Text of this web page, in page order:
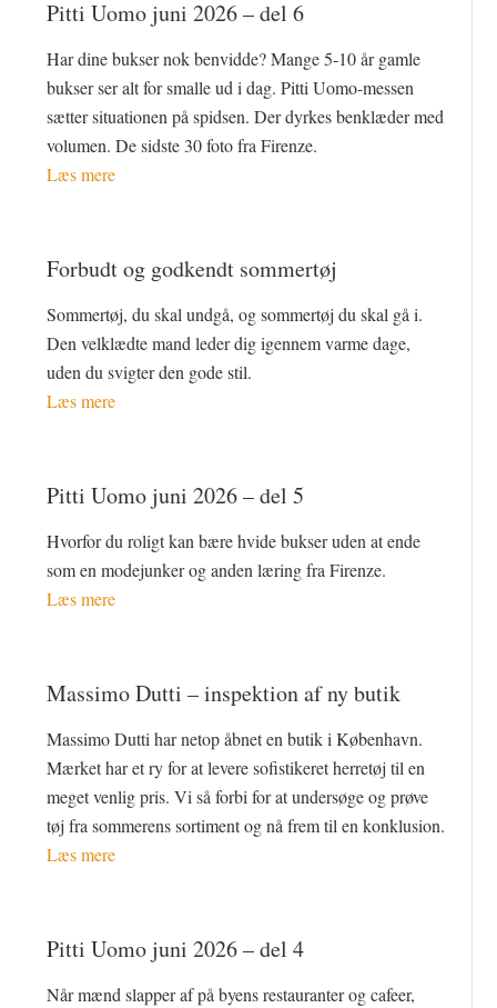
Pitti Uomo juni 2026 – del 6
Har dine bukser nok benvidde? Mange 5-10 år gamle
bukser ser alt for smalle ud i dag. Pitti Uomo-messen
sætter situationen på spidsen. Der dyrkes benklæder med
volumen. De sidste 30 foto fra Firenze.
Læs mere
Forbudt og godkendt sommertøj
Sommertøj, du skal undgå, og sommertøj du skal gå i.
Den velklædte mand leder dig igennem varme dage,
uden du svigter den gode stil.
Læs mere
Pitti Uomo juni 2026 – del 5
Hvorfor du roligt kan bære hvide bukser uden at ende
som en modejunker og anden læring fra Firenze.
Læs mere
Massimo Dutti – inspektion af ny butik
Massimo Dutti har netop åbnet en butik i København.
Mærket har et ry for at levere sofistikeret herretøj til en
meget venlig pris. Vi så forbi for at undersøge og prøve
tøj fra sommerens sortiment og nå frem til en konklusion.
Læs mere
Pitti Uomo juni 2026 – del 4
Når mænd slapper af på byens restauranter og cafeer,